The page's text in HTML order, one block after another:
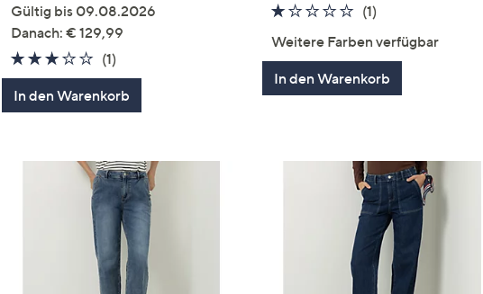
Gültig bis 09.08.2026
Danach: € 129,99
3.0
von
5
(1)1
Bewertungen
In den Warenkorb
1.0
(1)
Weitere Farben verfügbar
In den Warenkorb